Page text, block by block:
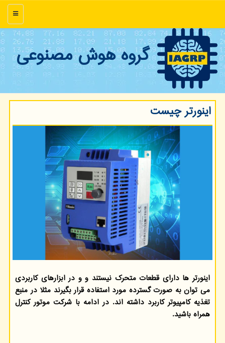
منو
گروه هوش مصنوعی
اینورتر چیست
اینورتر ها دارای قطعات متحرک نیستند و و در ابزارهای کاربردی
می توان به صورت گسترده مورد استفاده قرار بگیرند مثلا در منبع
تغذیه کامپیوتر کاربرد داشته اند. در ادامه با شرکت موتور کنترل
همراه باشید.